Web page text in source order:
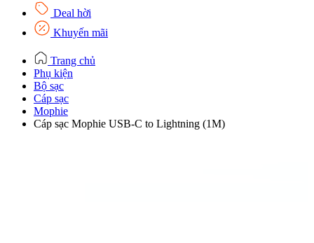
Deal hời
Khuyến mãi
Trang chủ
Phụ kiện
Bộ sạc
Cáp sạc
Mophie
Cáp sạc Mophie USB-C to Lightning (1M)